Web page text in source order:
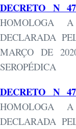
DECRETO N
HOMOLOGA
DECLARADA
MARÇO DE
SEROPÉDICA
DECRETO N
HOMOLOGA
DECLARADA